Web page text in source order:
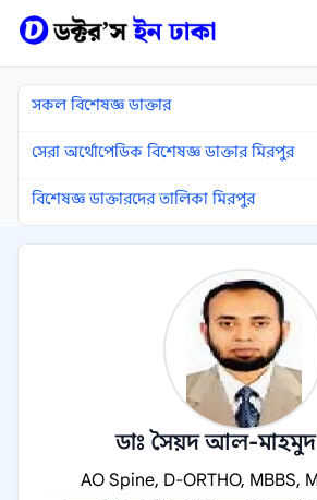
সকল বিশেষজ্ঞ ডাক্তার
সেরা অর্থোপেডিক বিশেষজ্ঞ ডাক্তার মিরপুর
বিশেষজ্ঞ ডাক্তারদের তালিকা মিরপুর
ডাঃ সৈয়দ আল-
AO Spine, D-ORTHO, MBBS,